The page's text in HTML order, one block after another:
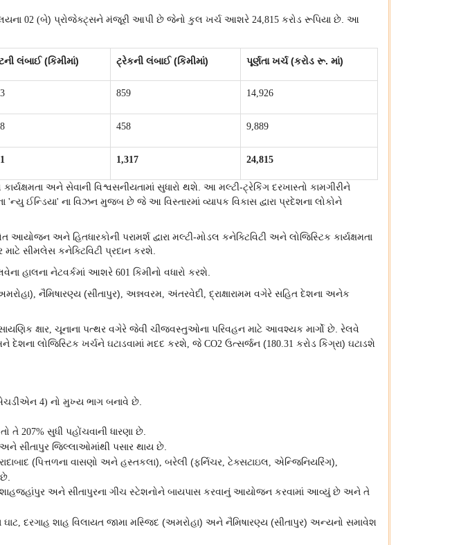
02 (બે) પ્રોજેક્ટ્સને મંજૂરી આપી છે જેનો કુલ ખર્ચ આશરે 24,815 કરોડ રૂપિયા છે. આ
લંબાઈ (કિમીમાં) ટ્રેકની લંબાઈ (કિમીમાં) પૂર્ણતા ખર્ચ (કરોડ રૂ. માં)
859 14,926
458 9,889
1,317 24,815
અને સેવાની વિશ્વસનીયતામાં સુધારો થશે. આ મલ્ટી-ટ્રેકિંગ દરખાસ્તો કામગીરીને
'ન્યુ ઈન્ડિયા' ના વિઝન મુજબ છે જે આ વિસ્તારમાં વ્યાપક વિકાસ દ્વારા પ્રદેશના લોકોને
અને હિતધારકોની પરામર્શ દ્વારા મલ્ટી-મોડલ કનેક્ટિવિટી અને લોજિસ્ટિક કાર્યક્ષમતા
સીમલેસ કનેક્ટિવિટી પ્રદાન કરશે.
હાલના નેટવર્કમાં આશરે 601 કિમીનો વધારો કરશે.
, નૈમિષારણ્ય (સીતાપુર), અન્નવરમ, અંતરવેદી, દ્રાક્ષારામમ વગેરે સહિત દેશના અનેક
ક્ષાર, ચૂનાના પત્થર વગેરે જેવી ચીજવસ્તુઓના પરિવહન માટે આવશ્યક માર્ગો છે. રેલવે
દેશના લોજિસ્ટિક ખર્ચને ઘટાડવામાં મદદ કરશે, જે CO2 ઉત્સર્જન (180.31 કરોડ કિગ્રા) ઘટાડશે
4) નો મુખ્ય ભાગ બનાવે છે.
તે 207% સુધી પહોંચવાની ધારણા છે.
સીતાપુર જિલ્લાઓમાંથી પસાર થાય છે.
(પિત્તળના વાસણો અને હસ્તકલા), બરેલી (ફર્નિચર, ટેક્સટાઇલ, એન્જિનિયરિંગ),
શાહજહાંપુર અને સીતાપુરના ગીચ સ્ટેશનોને બાયપાસ કરવાનું આયોજન કરવામાં આવ્યું છે અને તે
, દરગાહ શાહ વિલાયત જામા મસ્જિદ (અમરોહા) અને નૈમિષારણ્ય (સીતાપુર) અન્યનો સમાવેશ